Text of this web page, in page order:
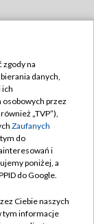
zgody na
danych,
ich
przez
„TVP”),
Zaufanych
do
i
poniżej, a
do Google.
Ciebie naszych
tym informacje